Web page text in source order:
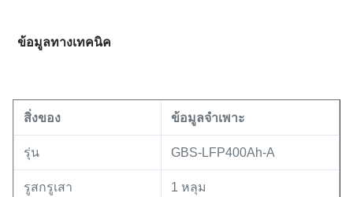
ข้อมูลทางเทคนิค
สิ่งของ ข้อมูลจำเพาะ
รุ่น GBS-LFP400Ah-A
รูสกรูเสา 1 หลุม